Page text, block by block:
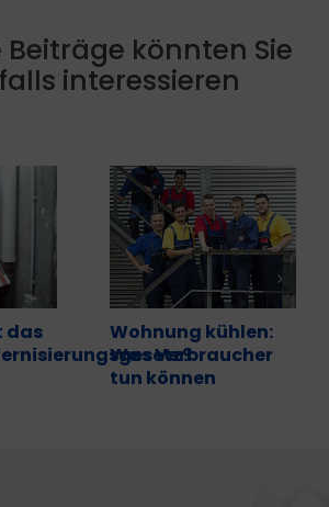
Beiträge könnten Sie
interessieren
das
Wohnung kühlen:
Was Verbraucher
tun können